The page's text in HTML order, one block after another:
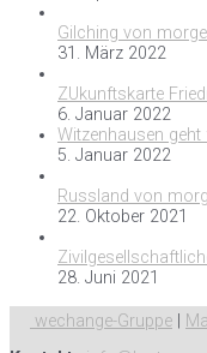
Gilching von
31. März 2022
ZUkunftskarte
6. Januar 2022
Witzenhausen geht
5. Januar 2022
Russland von
22. Oktober 2021
28. Juni 2021
wechange-Gruppe